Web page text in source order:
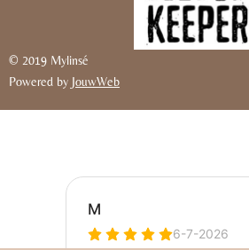
© 2019 Mylinsé
Powered by JouwWeb